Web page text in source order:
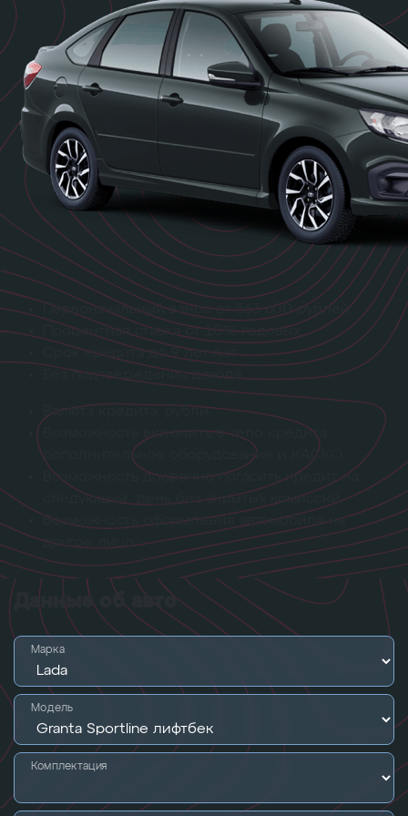
Первоначальный взносот 563 600 рублей
Процентная ставка от 10% годовых
Срок кредитадо 9 лет лет
Без подтверждения дохода
Валюта кредита: рубли
Возможность включить в тело кредита
дополнительное оборудование и КАСКО
Возможность досрочно погасить кредит на
следующий день без скрытых комиссий
Возможность оформления автомобиля на
другое лицо
Данные об авто
Марка
Модель
Комплектация